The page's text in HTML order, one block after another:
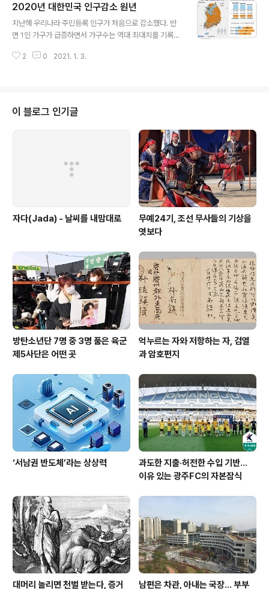
하지만 시행령 개정안은 “국민건강 보호를 위해 필요하다고 인정하는 경우에는
제3항에 따른 공고기간을 단축할 수 있다(제4조 제4항)”는 규정을 신설하는 내
용을 담고 있다. 국무회의에서 시행령을 통과시키면 오는 23일 의사 국시 실시
2020년 대한민국 인구감소 원년
지난해 우리나라 주민등록 인구가 처음으로 감소했다. 반
면 1인 가구가 급증하면서 가구수는 역대 최대치를 기록했
2020년 12월 31일 기준 주민등록 인구는 모두 5182만
만 5815명으로 전년 대비 10.65%(3만 2882명)나 떨어
졌다. 반면 사망자는 30만 7764명으로 전년 대비 3.10%
(9269명) 늘었다. 저출산·고령화 영향으로 40·50대가 전
체의 32.7%를 차지했고 60대 이상은 24.0%인 반면 10
대 이하는 16.9%에 그쳤다. 1인 가구와 2인 가구가 늘..
2 0 2021. 1. 3.
이 블로그 인기글
자다(Jada) - 날씨를 내맘대로
무예24기, 조선 무사들의 기상을
엿보다
방탄소년단 7명 중 3명 품은 육군
제5사단은 어떤 곳
억누르는 자와 저항하는 자, 검열
과 암호편지
‘서남권 반도체’라는 상상력
과도한 지출·허전한 수입 기반…
이유 있는 광주FC의 자본잠식
대머리 놀리면 천벌 받는다, 증거 남편은 차관, 아내는 국장... 부부